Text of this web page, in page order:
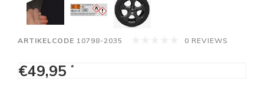
ARTIKELCODE 10798-2035 0 REVIEWS
€49,95 *